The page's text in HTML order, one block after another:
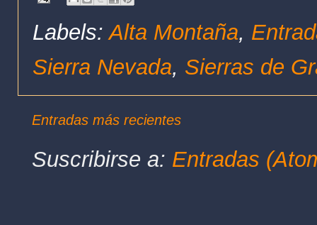
Labels:Alta Montaña,
Sierra Nevada, Sierras de
Entradas más recientes
Suscribirse a: Entradas